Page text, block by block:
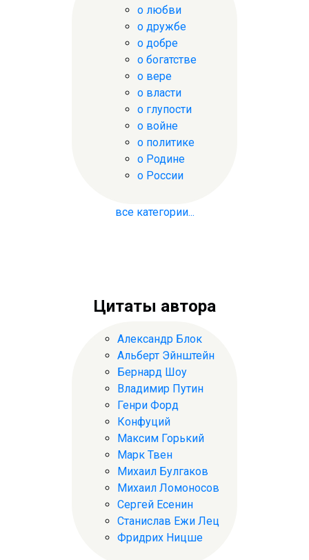
о любви
о дружбе
о добре
о богатстве
о вере
о власти
о глупости
о войне
о политике
о Родине
о России
все категории...
Цитаты автора
Александр Блок
Альберт Эйнштейн
Бернард Шоу
Владимир Путин
Генри Форд
Конфуций
Максим Горький
Марк Твен
Михаил Булгаков
Михаил Ломоносов
Сергей Есенин
Станислав Ежи Лец
Фридрих Ницше